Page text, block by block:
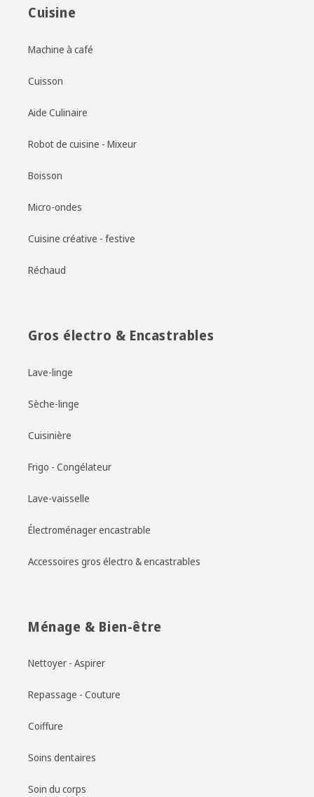
Cuisine
Machine à café
Cuisson
Aide Culinaire
Robot de cuisine - Mixeur
Boisson
Micro-ondes
Cuisine créative - festive
Réchaud
Gros électro & Encastrables
Lave-linge
Sèche-linge
Cuisinière
Frigo - Congélateur
Lave-vaisselle
Électroménager encastrable
Accessoires gros électro & encastrables
Ménage & Bien-être
Nettoyer - Aspirer
Repassage - Couture
Coiffure
Soins dentaires
Soin du corps